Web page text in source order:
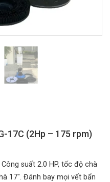
17C (2Hp – 175 rpm)
suất 2.0 HP, tốc độ chà
17″. Đánh bay mọi vết bẩn